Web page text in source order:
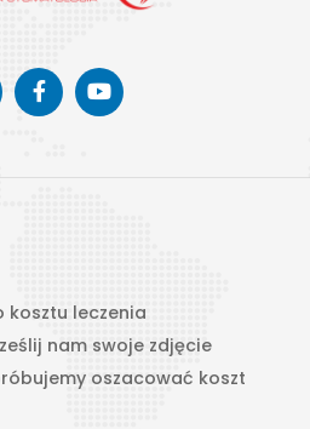
kosztu leczenia
nam swoje zdjęcie
oszacować koszt